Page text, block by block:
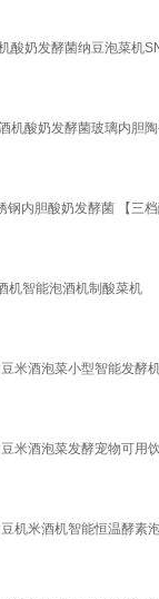
奶发酵菌纳豆泡菜机
机酸奶发酵菌玻璃内胆
内胆酸奶发酵菌 【三
机智能泡酒机制酸菜机
米酒泡菜小型智能发酵
米酒泡菜发酵宠物可用
机米酒机智能恒温酵素